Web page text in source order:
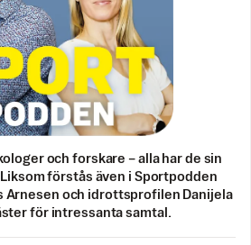
och forskare – alla har de sin
förstås även i Sportpodden
Arnesen och idrottsprofilen Danijela
för intressanta samtal.